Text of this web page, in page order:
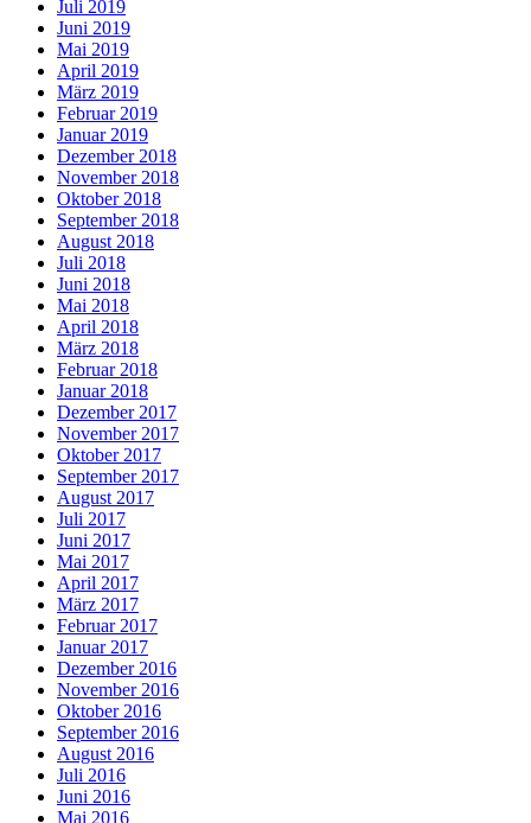
Juli 2019
Juni 2019
Mai 2019
April 2019
März 2019
Februar 2019
Januar 2019
Dezember 2018
November 2018
Oktober 2018
September 2018
August 2018
Juli 2018
Juni 2018
Mai 2018
April 2018
März 2018
Februar 2018
Januar 2018
Dezember 2017
November 2017
Oktober 2017
September 2017
August 2017
Juli 2017
Juni 2017
Mai 2017
April 2017
März 2017
Februar 2017
Januar 2017
Dezember 2016
November 2016
Oktober 2016
September 2016
August 2016
Juli 2016
Juni 2016
Mai 2016